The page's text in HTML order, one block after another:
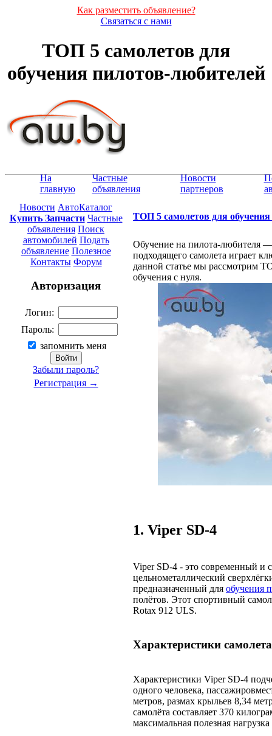
Как разместить объявление?
Связаться с нами
ТОП 5 самолетов для
обучения пилотов-любителей
На
главную
Частные
объявления
Новости
партнеров
Новости АвтоКаталог
Купить Запчасти Частные
объявления Поиск
автомобилей Подать
объявление Полезное
Контакты Форум
Авторизация
Логин:
Пароль:
запомнить меня
Забыли пароль?
Регистрация →
ТОП 5 самолетов для
Обучение на пилота-любителя
подходящего самолета играет
данной статье мы рассмотрим
обучения с нуля.
1. Viper SD-4
Viper SD-4 - это современный и
цельнометаллический
предназначенный для обучения
полётов. Этот спортивный
Rotax 912 ULS.
Характеристики самолета
Характеристики Viper SD-4
одного человека,
метров, размах крыльев 8,34
самолёта составляет 370
максимальная полезная